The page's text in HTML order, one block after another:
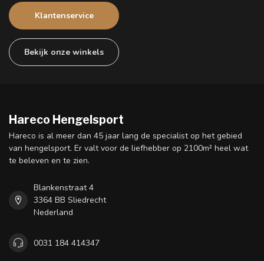
Klantenservice
Bekijk onze winkels
Hareco Hengelsport
Hareco is al meer dan 45 jaar lang de specialist op het gebied
van hengelsport. Er valt voor de liefhebber op 2100m² heel wat
te beleven en te zien.
Blankenstraat 4
3364 BB Sliedrecht
Nederland
0031 184 414347